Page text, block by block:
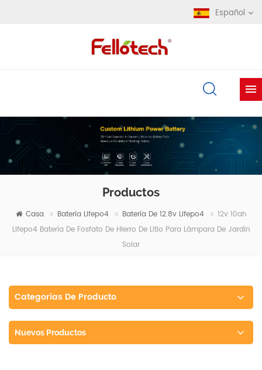
Español
Productos
Casa Batería Lifepo4 Batería De 12.8v Lifepo4
12v 10ah
Lifepo4 Batería De Fosfato De Hierro De Litio Para Lámpara De Jardín
Solar
Categorías De Producto
Nuevos Productos